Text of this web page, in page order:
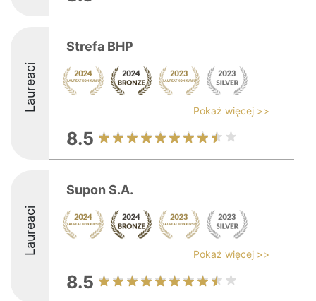
Laureaci
Strefa BHP
Pokaż więcej >>
8.5
Laureaci
Supon S.A.
Pokaż więcej >>
8.5